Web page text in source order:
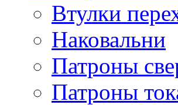
Втулки
Наковальни
Патроны
Патроны